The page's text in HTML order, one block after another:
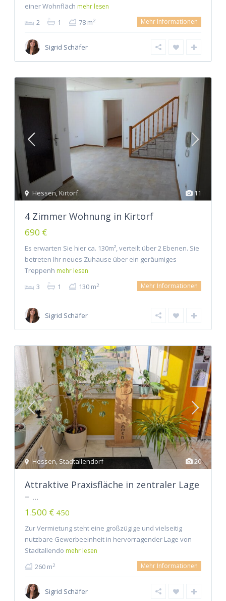
einer Wohnfläch mehr lesen
2 1 78 m2 Mehr Informationen
Sigrid Schäfer
11
Hessen,Kirtorf
4 Zimmer Wohnung in Kirtorf
690 €
Es erwarten Sie hier ca. 130m², verteilt über 2 Ebenen. Sie
betreten Ihr neues Zuhause über ein geräumiges
Treppenh mehr lesen
3 1 130 m2 Mehr Informationen
Sigrid Schäfer
20
Hessen,Stadtallendorf
Attraktive Praxisfläche in zentraler Lage
– ...
1.500 € 450
Zur Vermietung steht eine großzügige und vielseitig
nutzbare Gewerbeeinheit in hervorragender Lage von
Stadtallendo mehr lesen
260 m2 Mehr Informationen
Sigrid Schäfer